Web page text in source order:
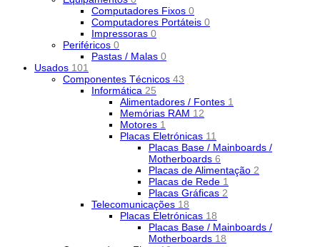
Computadores Fixos 0
Computadores Portáteis 0
Impressoras 0
Periféricos 0
Pastas / Malas 0
Usados 101
Componentes Técnicos 43
Informática 25
Alimentadores / Fontes 1
Memórias RAM 12
Motores 1
Placas Eletrónicas 11
Placas Base / Mainboards /
Motherboards 6
Placas de Alimentação 2
Placas de Rede 1
Placas Gráficas 2
Telecomunicações 18
Placas Eletrónicas 18
Placas Base / Mainboards /
Motherboards 18